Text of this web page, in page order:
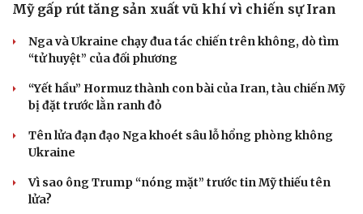
Mỹ gấp rút tăng sản xuất vũ khí vì chiến sự Iran
Nga và Ukraine chạy đua tác chiến trên không, dò tìm
“tử huyệt” của đối phương
“Yết hầu” Hormuz thành con bài của Iran, tàu chiến Mỹ
bị đặt trước lằn ranh đỏ
Tên lửa đạn đạo Nga khoét sâu lỗ hổng phòng không
Ukraine
Vì sao ông Trump “nóng mặt” trước tin Mỹ thiếu tên
lửa?